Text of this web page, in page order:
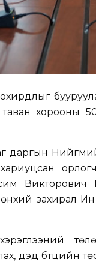
таван хорооны
даргын
захирал Ин
дэд бүтцийн